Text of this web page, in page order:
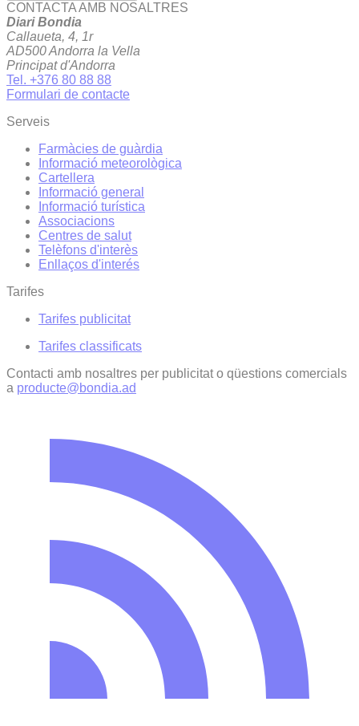
CONTACTA AMB NOSALTRES
Diari Bondia
Callaueta, 4, 1r
AD500 Andorra la Vella
Principat d'Andorra
Tel. +376 80 88 88
Formulari de contacte
Serveis
Farmàcies de guàrdia
Informació meteorològica
Cartellera
Informació general
Informació turística
Associacions
Centres de salut
Telèfons d'interès
Enllaços d'interés
Tarifes
Tarifes publicitat
Tarifes classificats
Contacti amb nosaltres per publicitat o qüestions comercials
a producte@bondia.ad